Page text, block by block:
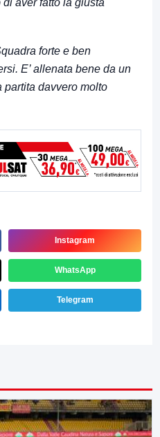
aver fatto la giusta
forte e ben
E’ allenata bene da un
partita davvero molto
Instagram
WhatsApp
Telegram